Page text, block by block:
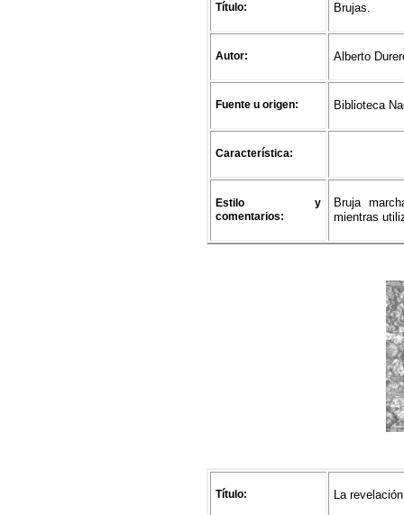
Título: Brujas.
Autor: Alberto
Fuente u origen: Biblioteca
Característica:
Estilo y
comentarios:
Bruja
mientras
Título: La